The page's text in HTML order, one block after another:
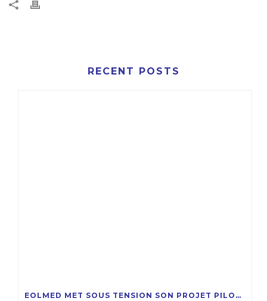
RECENT POSTS
EOLMED MET SOUS TENSION SON PROJET PILOTE D’ÉOLIENNES FLOTTANTES